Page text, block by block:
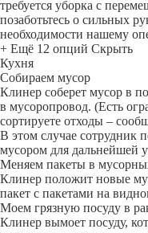
требуется уборка с
позаботьтесь о сильных
необходимости нашему
+ Ещё 12 опций Скрыть
Кухня
Собираем мусор
Клинер соберет мусор в
в мусоропровод. (Есть
сортируете отходы –
В этом случае сотрудник
мусором для дальнейшей
Меняем пакеты в
Клинер положит новые
пакет с пакетами на
Моем грязную посуду в
Клинер вымоет посуду,